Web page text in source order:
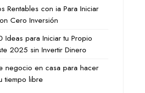
Rentables con ia Para Iniciar
Cero Inversión
Ideas para Iniciar tu Propio
2025 sin Invertir Dinero
negocio en casa para hacer
tiempo libre